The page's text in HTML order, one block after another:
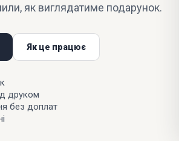
як виглядатиме подарунок.
Як це працює
друком
без доплат